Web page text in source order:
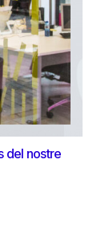
del nostre